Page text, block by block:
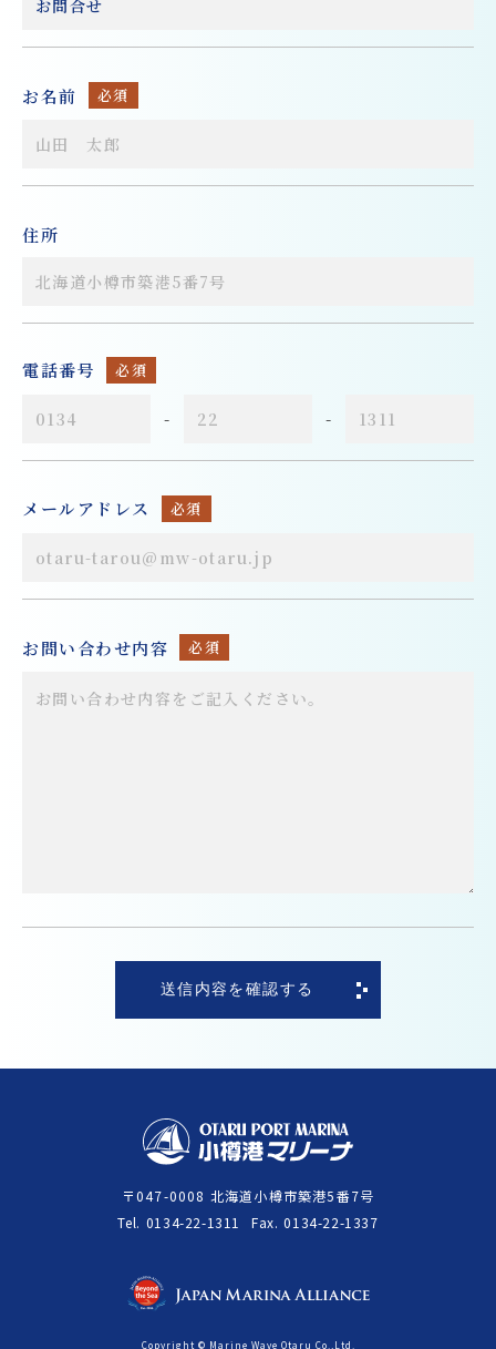
お名前 必須
住所
電話番号 必須
- -
メールアドレス 必須
お問い合わせ内容 必須
送信内容を確認する
〒047-0008 北海道小樽市築港5番7号
Tel 0134-22-1311 Fax 0134-22-1337
Copyright © Marine Wave Otaru Co.,Ltd.